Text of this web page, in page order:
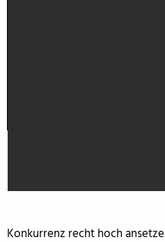
Konkurrenz recht hoch